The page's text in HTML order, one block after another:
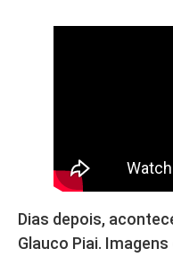
Dias depois,
Glauco Piai.